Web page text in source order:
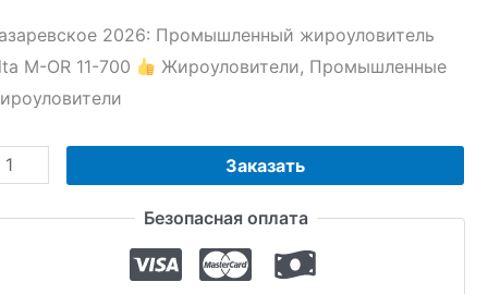
2026: Промышленный жироуловитель
М-OR 11-700
Жироуловители, Промышленные
Заказать
Безопасная оплата